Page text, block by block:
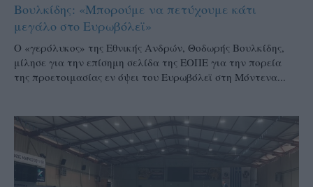
Βουλκίδης: «Μπορούμε να πετύχουμε κάτι
μεγάλο στο Ευρωβόλεϊ»
Ο «γερόλυκος» της Εθνικής Ανδρών, Θοδωρής Βουλκίδης,
μίλησε για την επίσημη σελίδα της ΕΟΠΕ για την πορεία
της προετοιμασίας εν όψει του Ευρωβόλεϊ στη Μόντενα...